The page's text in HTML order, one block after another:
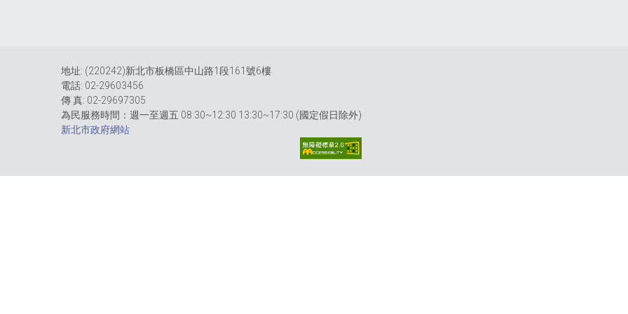
地址: (220242)新北市板橋區中山路1段161號6樓
電話: 02-29603456
傳 真: 02-29697305
為民服務時間：週一至週五 08:30~12:30 13:30~17:30 (國定假日除外)
新北市政府網站